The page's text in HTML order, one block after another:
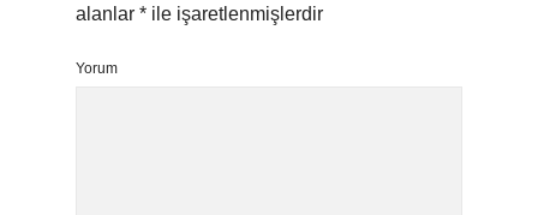
alanlar * ile işaretlenmişlerdir
Yorum